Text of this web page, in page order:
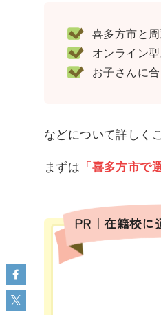
喜多方市と
オンライン
お子さんに
などについて詳しく
まずは 「喜多方市で
PR｜在籍校に